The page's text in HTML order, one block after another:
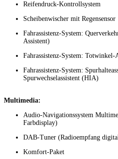
Reifendruck-Kontrollsystem
Scheibenwischer mit Regensensor
Fahrassistenz-System:
Assistent)
Fahrassistenz-System: Totwinkel-
Fahrassistenz-System:
Spurwechselassistent (HIA)
Multimedia:
Audio-Navigationssystem
Farbdisplay)
DAB-Tuner (Radioempfang
Komfort-Paket